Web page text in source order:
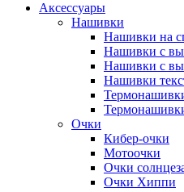
Аксессуары
Нашивки
Нашивки на
Нашивки с
Нашивки с
Нашивки
Очки
Кибер-очки
Мотоочки
Очки
Очки Хиппи